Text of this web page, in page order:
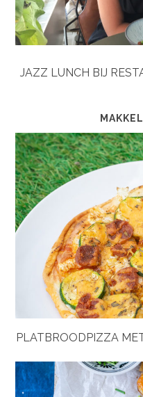
JAZZ LUNCH BIJ
PLATBROODPIZZA